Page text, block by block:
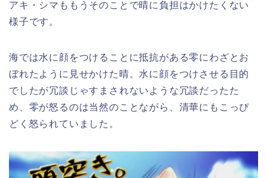
アキ・シマももうそのことで晴に負担はかけたくない
様子です。
海では水に顔をつけることに抵抗がある零にわざとお
ぼれたように見せかけた晴。水に顔をつけさせる目的
でしたが冗談じゃすまされないような冗談だったた
め、零が怒るのは当然のことながら、清華にもこっぴ
どく怒られていました。